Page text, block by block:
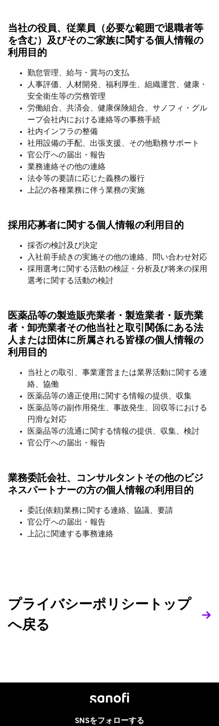
当社の役員、従業員（必要な範囲で退職者等
を含む）及びそのご家族に関する個人情報の
利用目的
勤怠管理、給与・賞与の支払
人事評価、人材開発、福利厚生、組織運営、健康・
安全衛生等の労務管理
労働組合、共済会、健康保険組合、サノフィ・グル
ープ会社内における連絡等の事務手続
社内インフラの整備
社用設備の手配、出張支援、その他勤務サポート
官公庁への届出・報告
業務連絡その他の連絡
法令等の要請に応じた義務の履行
上記の各種業務に伴う業務の実施
採用応募者に関する個人情報の利用目的
採否の検討及び決定
入社前手続きの実施その他の連絡、問い合わせ対応
採用選考に関する活動の検証・分析及び将来の採用
選考に関する活動の検討
医薬品等の製造販売業者・製造業者・販売業
者・卸売業者その他当社と取引関係にある法
人または団体に所属される皆様の個人情報の
利用目的
当社との取引、事業運営または業界活動に関する連
絡、協働
医薬品等の適正使用に関する情報の提供、収集
医薬品等の副作用発生、事故発生、回収等における
円滑な対応
医薬品等の流通に関する情報の提供、収集、検討
官公庁への届出・報告
業務委託会社、コンサルタントその他のビジ
ネスパートナーの方の個人情報の利用目的
委託(依頼)業務に関する連絡、協議、要請
官公庁への届出・報告
上記に関連する事務連絡
プライバシーポリシートップ
へ戻る
SNSをフォローする